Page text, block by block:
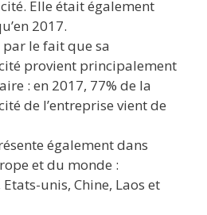
Elle était également
2017.
par le fait que sa
provient principalement
: en 2017, 77% de la
de l’entreprise vient de
également dans
et du monde :
unis, Chine, Laos et